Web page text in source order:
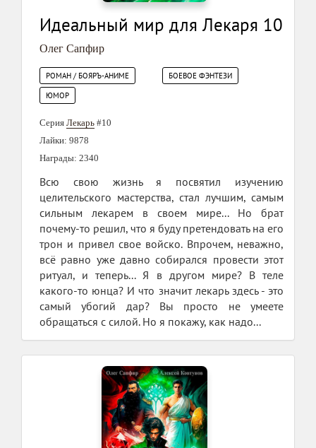
Идеальный мир для Лекаря 10
Олег Сапфир
РОМАН / БОЯРЪ-АНИМЕ
БОЕВОЕ ФЭНТЕЗИ
ЮМОР
Серия Лекарь #10
Лайки: 9878
Награды: 2340
Всю свою жизнь я посвятил изучению
целительского мастерства, стал лучшим, самым
сильным лекарем в своем мире... Но брат
почему-то решил, что я буду претендовать на его
трон и привел свое войско. Впрочем, неважно,
всё равно уже давно собирался провести этот
ритуал, и теперь... Я в другом мире? В теле
какого-то юнца? И что значит лекарь здесь - это
самый убогий дар? Вы просто не умеете
обращаться с силой. Но я покажу, как надо...